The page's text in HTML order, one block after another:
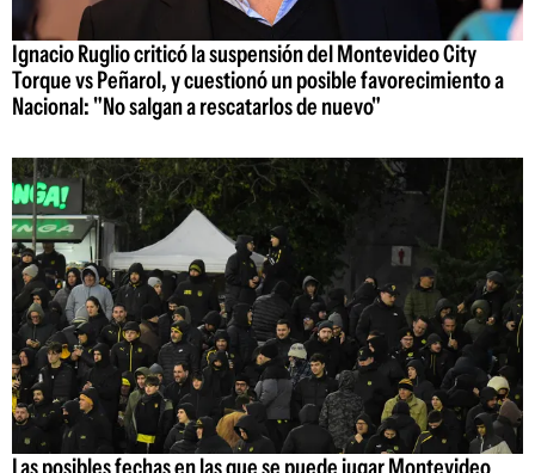
Ignacio Ruglio criticó la suspensión del Montevideo City
Torque vs Peñarol, y cuestionó un posible favorecimiento a
Nacional: "No salgan a rescatarlos de nuevo"
Las posibles fechas en las que se puede jugar Montevideo